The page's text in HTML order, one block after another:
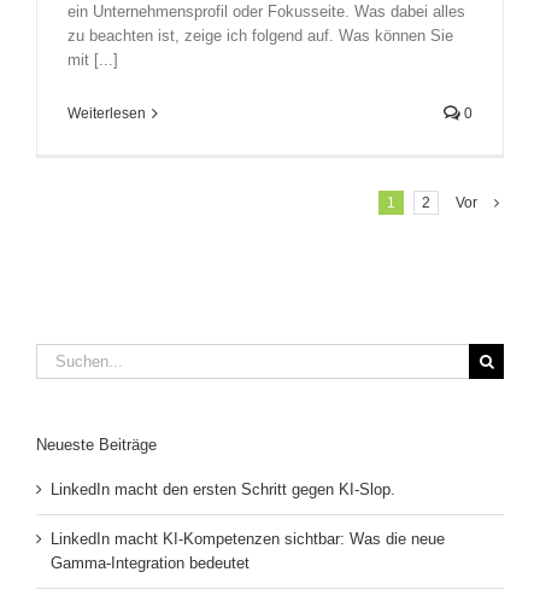
ein Unternehmensprofil oder Fokusseite. Was dabei alles
zu beachten ist, zeige ich folgend auf. Was können Sie
mit [...]
Weiterlesen 0
1 2 Vor
Suche
nach:
Neueste Beiträge
LinkedIn macht den ersten Schritt gegen KI-Slop.
LinkedIn macht KI-Kompetenzen sichtbar: Was die neue
Gamma-Integration bedeutet